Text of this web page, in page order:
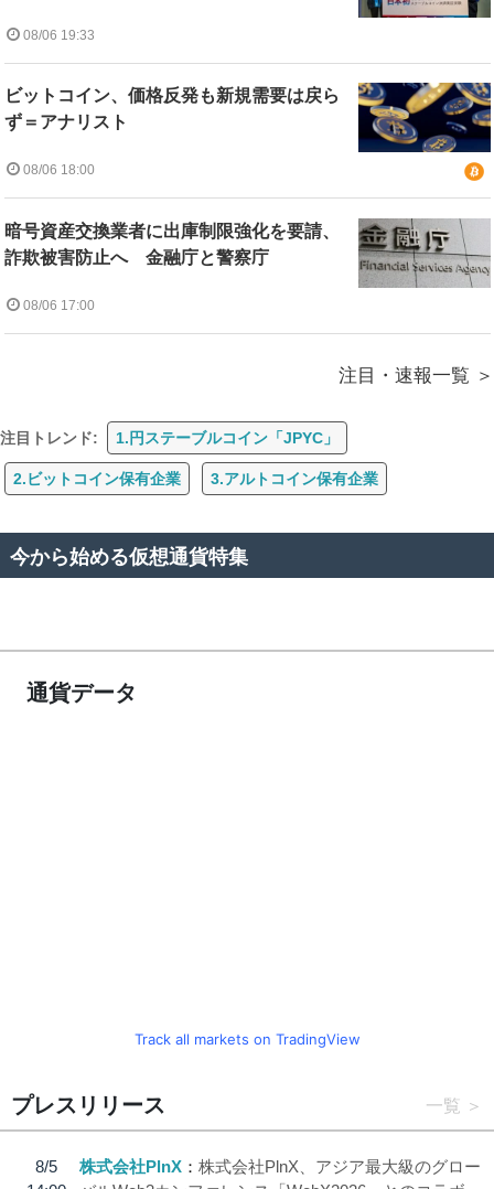
08/06 19:33
ビットコイン、価格反発も新規需要は戻ら
ず＝アナリスト
08/06 18:00
暗号資産交換業者に出庫制限強化を要請、
詐欺被害防止へ 金融庁と警察庁
08/06 17:00
注目・速報一覧
注目トレンド: 1.円ステーブルコイン「JPYC」
2.ビットコイン保有企業 3.アルトコイン保有企業
今から始める仮想通貨特集
通貨データ
Track all markets on TradingView
プレスリリース 一覧
8/5
株式会社PlnX
株式会社PlnX、アジア最大級のグロー